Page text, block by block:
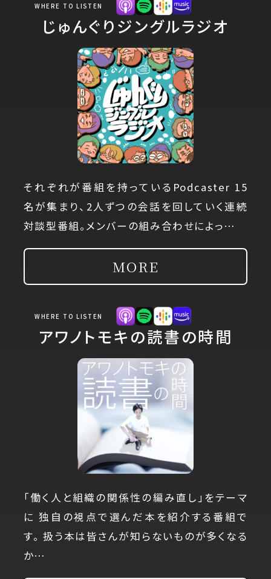
WHERE TO LISTEN
じゅんぐりジングルラジオ
それぞれが番組を持っているPodcaster 15
名が集まり、2人ずつの会話を回していく連続
対談型番組。メンバーの組み合わせによっ…
MORE
WHERE TO LISTEN
アワノトモキの読書の時間
「働く人と組織の関係性の編み直し」をテーマ
に 独自の視点で選んだ本を紹介する番組で
す。 扱う本は皆さんが知らないものが多くなる
か…